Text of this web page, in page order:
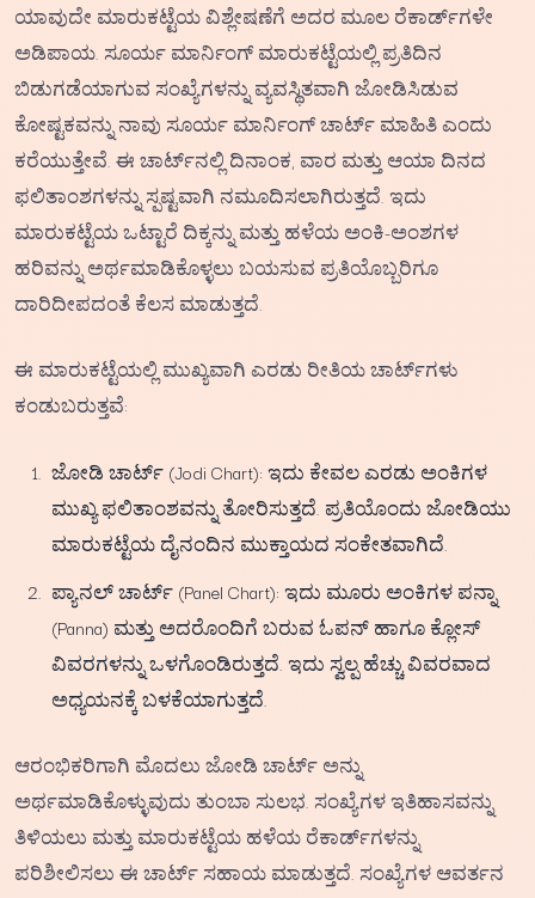
ಯಾವುದೇ ಮಾರುಕಟ್ಟೆಯ ವಿಶ್ಲೇಷಣೆಗೆ ಅದರ ಮೂಲ ರೆಕಾರ್ಡ್‌ಗಳೇ
ಅಡಿಪಾಯ. ಸೂರ್ಯ ಮಾರ್ನಿಂಗ್ ಮಾರುಕಟ್ಟೆಯಲ್ಲಿ ಪ್ರತಿದಿನ
ಬಿಡುಗಡೆಯಾಗುವ ಸಂಖ್ಯೆಗಳನ್ನು ವ್ಯವಸ್ಥಿತವಾಗಿ ಜೋಡಿಸಿಡುವ
ಕೋಷ್ಟಕವನ್ನು ನಾವು ಸೂರ್ಯ ಮಾರ್ನಿಂಗ್ ಚಾರ್ಟ್ ಮಾಹಿತಿ ಎಂದು
ಕರೆಯುತ್ತೇವೆ. ಈ ಚಾರ್ಟ್‌ನಲ್ಲಿ ದಿನಾಂಕ, ವಾರ ಮತ್ತು ಆಯಾ ದಿನದ
ಫಲಿತಾಂಶಗಳನ್ನು ಸ್ಪಷ್ಟವಾಗಿ ನಮೂದಿಸಲಾಗಿರುತ್ತದೆ. ಇದು
ಮಾರುಕಟ್ಟೆಯ ಒಟ್ಟಾರೆ ದಿಕ್ಕನ್ನು ಮತ್ತು ಹಳೆಯ ಅಂಕಿ-ಅಂಶಗಳ
ಹರಿವನ್ನು ಅರ್ಥಮಾಡಿಕೊಳ್ಳಲು ಬಯಸುವ ಪ್ರತಿಯೊಬ್ಬರಿಗೂ
ದಾರಿದೀಪದಂತೆ ಕೆಲಸ ಮಾಡುತ್ತದೆ.
ಈ ಮಾರುಕಟ್ಟೆಯಲ್ಲಿ ಮುಖ್ಯವಾಗಿ ಎರಡು ರೀತಿಯ ಚಾರ್ಟ್‌ಗಳು
ಕಂಡುಬರುತ್ತವೆ:
ಜೋಡಿ ಚಾರ್ಟ್ (Jodi Chart): ಇದು ಕೇವಲ ಎರಡು ಅಂಕಿಗಳ
ಮುಖ್ಯ ಫಲಿತಾಂಶವನ್ನು ತೋರಿಸುತ್ತದೆ. ಪ್ರತಿಯೊಂದು ಜೋಡಿಯು
ಮಾರುಕಟ್ಟೆಯ ದೈನಂದಿನ ಮುಕ್ತಾಯದ ಸಂಕೇತವಾಗಿದೆ.
ಪ್ಯಾನಲ್ ಚಾರ್ಟ್ (Panel Chart): ಇದು ಮೂರು ಅಂಕಿಗಳ ಪನ್ನಾ
(Panna) ಮತ್ತು ಅದರೊಂದಿಗೆ ಬರುವ ಓಪನ್ ಹಾಗೂ ಕ್ಲೋಸ್
ವಿವರಗಳನ್ನು ಒಳಗೊಂಡಿರುತ್ತದೆ. ಇದು ಸ್ವಲ್ಪ ಹೆಚ್ಚು ವಿವರವಾದ
ಅಧ್ಯಯನಕ್ಕೆ ಬಳಕೆಯಾಗುತ್ತದೆ.
ಆರಂಭಿಕರಿಗಾಗಿ ಮೊದಲು ಜೋಡಿ ಚಾರ್ಟ್ ಅನ್ನು
ಅರ್ಥಮಾಡಿಕೊಳ್ಳುವುದು ತುಂಬಾ ಸುಲಭ. ಸಂಖ್ಯೆಗಳ ಇತಿಹಾಸವನ್ನು
ತಿಳಿಯಲು ಮತ್ತು ಮಾರುಕಟ್ಟೆಯ ಹಳೆಯ ರೆಕಾರ್ಡ್‌ಗಳನ್ನು
ಪರಿಶೀಲಿಸಲು ಈ ಚಾರ್ಟ್ ಸಹಾಯ ಮಾಡುತ್ತದೆ. ಸಂಖ್ಯೆಗಳ ಆವರ್ತನ